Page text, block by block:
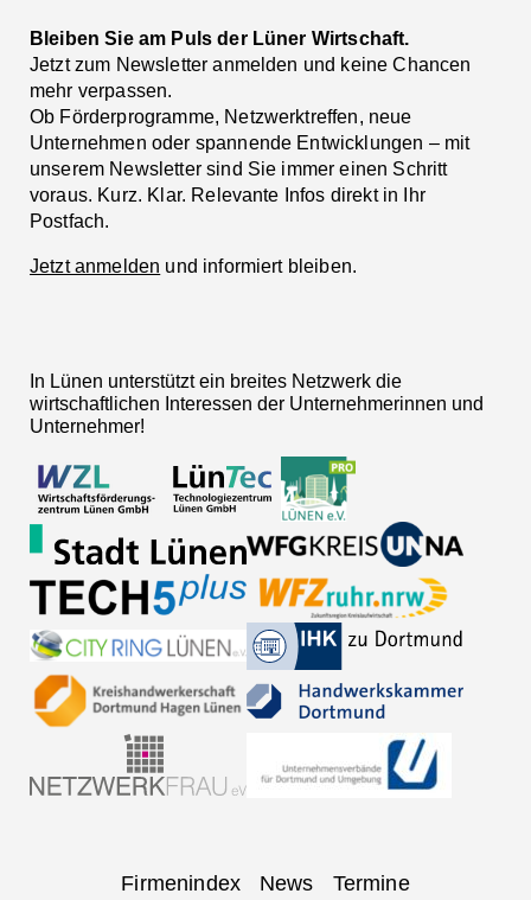
Bleiben Sie am Puls der Lüner Wirtschaft.
Jetzt zum Newsletter anmelden und keine Chancen
mehr verpassen.
Ob Förderprogramme, Netzwerktreffen, neue
Unternehmen oder spannende Entwicklungen – mit
unserem Newsletter sind Sie immer einen Schritt
voraus. Kurz. Klar. Relevante Infos direkt in Ihr
Postfach.
Jetzt anmelden und informiert bleiben.
In Lünen unterstützt ein breites Netzwerk die
wirtschaftlichen Interessen der Unternehmerinnen und
Unternehmer!
Firmenindex News Termine